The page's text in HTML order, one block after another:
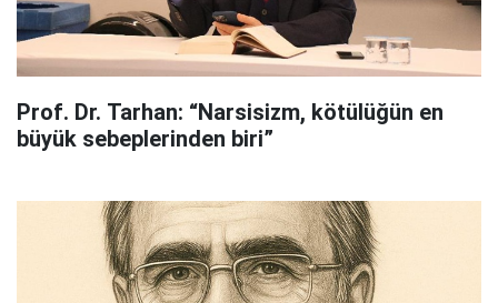
Prof. Dr. Tarhan: “Narsisizm, kötülüğün en
büyük sebeplerinden biri”